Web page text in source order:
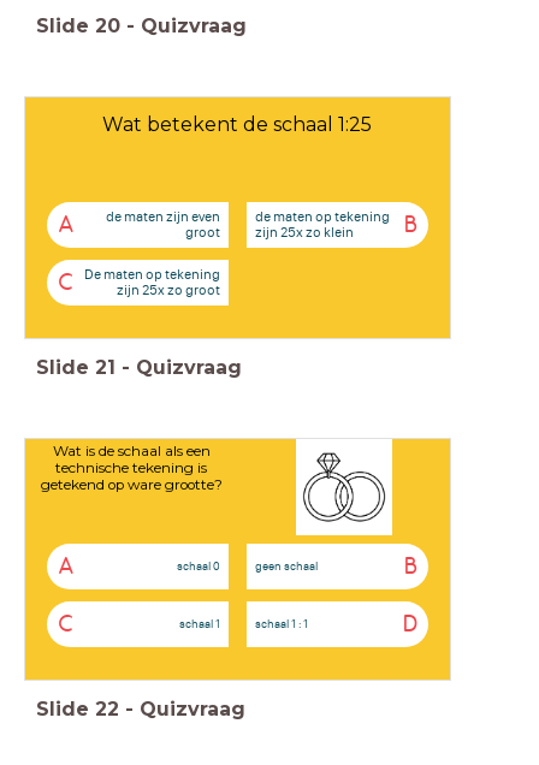
Slide 20 - Quizvraag
Wat betekent de schaal 1:25
A
de maten zijn even
groot
B
de maten op tekening
zijn 25x zo klein
C
De maten op tekening
zijn 25x zo groot
Slide 21 - Quizvraag
Wat is de schaal als een
technische tekening is
getekend op ware grootte?
A schaal 0 B
geen schaal
C schaal 1 D
schaal 1 : 1
Slide 22 - Quizvraag